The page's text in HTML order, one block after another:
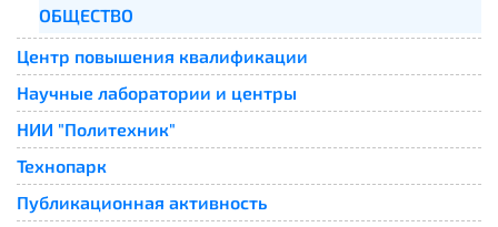
ОБЩЕСТВО
Центр повышения квалификации
Научные лаборатории и центры
НИИ "Политехник"
Технопарк
Публикационная активность